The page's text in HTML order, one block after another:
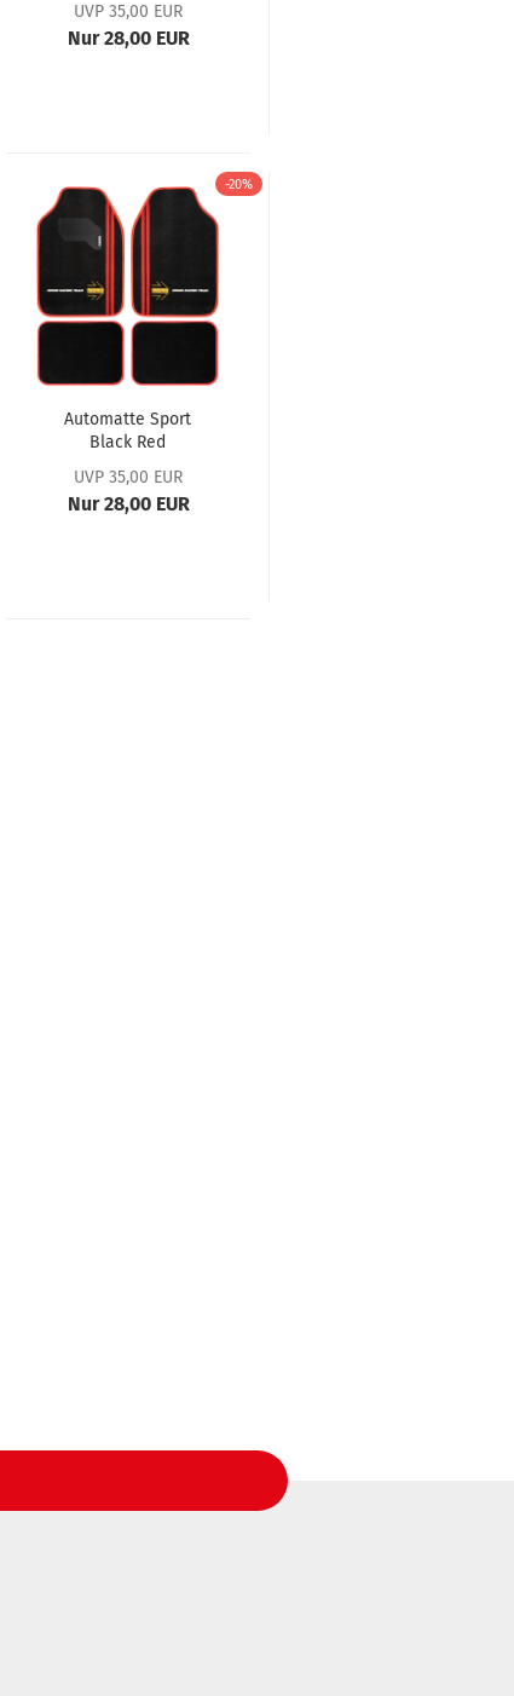
UVP 35,00 EUR
Nur 28,00 EUR
-20%
Automatte Sport
Black Red
UVP 35,00 EUR
Nur 28,00 EUR